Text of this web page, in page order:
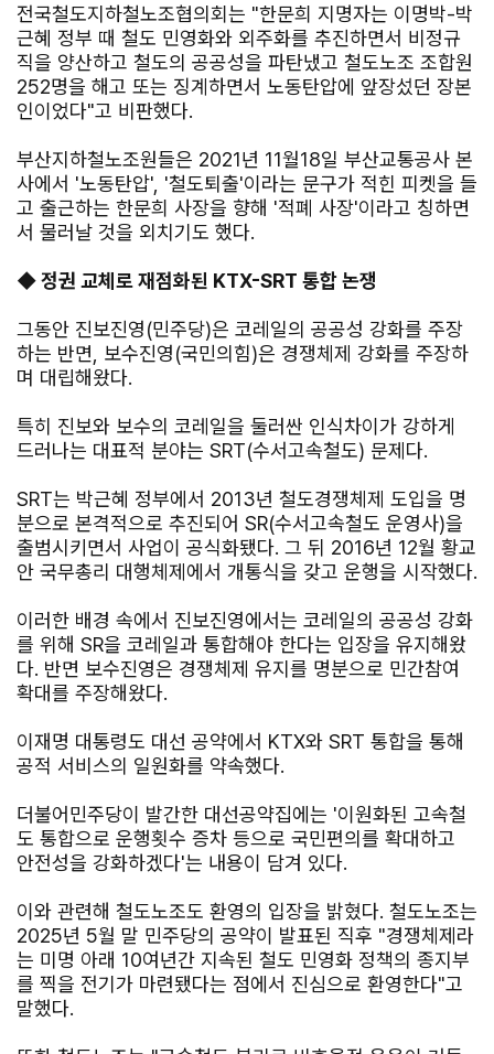
전국철도지하철노조협의회는 "한문희 지명자는 이명박-박
근혜 정부 때 철도 민영화와 외주화를 추진하면서 비정규
직을 양산하고 철도의 공공성을 파탄냈고 철도노조 조합원
252명을 해고 또는 징계하면서 노동탄압에 앞장섰던 장본
인이었다"고 비판했다.
부산지하철노조원들은 2021년 11월18일 부산교통공사 본
사에서 '노동탄압', '철도퇴출'이라는 문구가 적힌 피켓을 들
고 출근하는 한문희 사장을 향해 '적폐 사장'이라고 칭하면
서 물러날 것을 외치기도 했다.
◆ 정권 교체로 재점화된 KTX-SRT 통합 논쟁
그동안 진보진영(민주당)은 코레일의 공공성 강화를 주장
하는 반면, 보수진영(국민의힘)은 경쟁체제 강화를 주장하
며 대립해왔다.
특히 진보와 보수의 코레일을 둘러싼 인식차이가 강하게
드러나는 대표적 분야는 SRT(수서고속철도) 문제다.
SRT는 박근혜 정부에서 2013년 철도경쟁체제 도입을 명
분으로 본격적으로 추진되어 SR(수서고속철도 운영사)을
출범시키면서 사업이 공식화됐다. 그 뒤 2016년 12월 황교
안 국무총리 대행체제에서 개통식을 갖고 운행을 시작했다.
이러한 배경 속에서 진보진영에서는 코레일의 공공성 강화
를 위해 SR을 코레일과 통합해야 한다는 입장을 유지해왔
다. 반면 보수진영은 경쟁체제 유지를 명분으로 민간참여
확대를 주장해왔다.
이재명 대통령도 대선 공약에서 KTX와 SRT 통합을 통해
공적 서비스의 일원화를 약속했다.
더불어민주당이 발간한 대선공약집에는 '이원화된 고속철
도 통합으로 운행횟수 증차 등으로 국민편의를 확대하고
안전성을 강화하겠다'는 내용이 담겨 있다.
이와 관련해 철도노조도 환영의 입장을 밝혔다. 철도노조는
2025년 5월 말 민주당의 공약이 발표된 직후 "경쟁체제라
는 미명 아래 10여년간 지속된 철도 민영화 정책의 종지부
를 찍을 전기가 마련됐다는 점에서 진심으로 환영한다"고
말했다.